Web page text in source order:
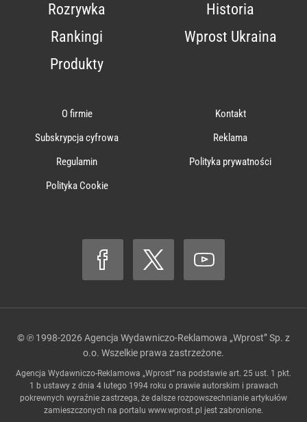
Rozrywka
Historia
Rankingi
Wprost Ukraina
Produkty
O firmie
Kontakt
Subskrypcja cyfrowa
Reklama
Regulamin
Polityka prywatności
Polityka Cookie
© ℗ 1998-2026 Agencja Wydawniczo-Reklamowa „Wprost” Sp. z
o.o. Wszelkie prawa zastrzeżone.
Agencja Wydawniczo-Reklamowa „Wprost” na podstawie art. 25 ust. 1 pkt.
1 b ustawy z dnia 4 lutego 1994 roku o prawie autorskim i prawach
pokrewnych wyraźnie zastrzega, że dalsze rozpowszechnianie artykułów
zamieszczonych na portalu www.wprost.pl jest zabronione.